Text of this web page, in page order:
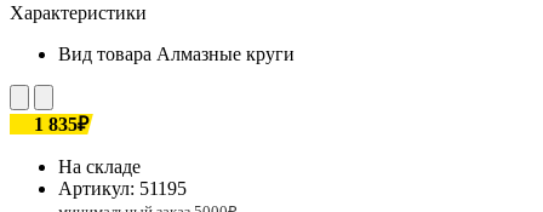
Характеристики
Вид товара Алмазные круги
1 835₽
На складе
Артикул: 51195